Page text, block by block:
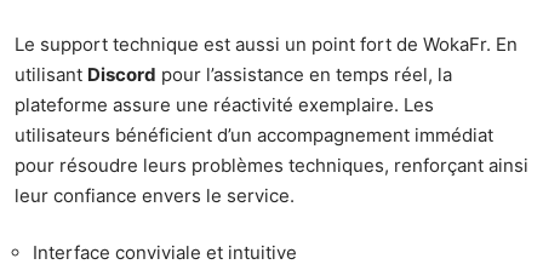
Le support technique est aussi un point fort de WokaFr. En
utilisant Discord pour l’assistance en temps réel, la
plateforme assure une réactivité exemplaire. Les
utilisateurs bénéficient d’un accompagnement immédiat
pour résoudre leurs problèmes techniques, renforçant ainsi
leur confiance envers le service.
Interface conviviale et intuitive